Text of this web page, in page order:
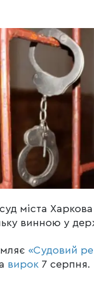
міста
винною у
«Судовий
вирок 7 серпня.